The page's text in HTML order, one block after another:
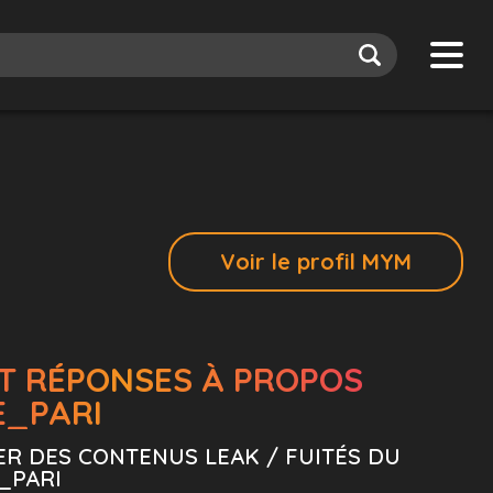
Voir le profil MYM
RÉPONSES À PROPOS
DES CONTENUS LEAK / FUITÉS DU